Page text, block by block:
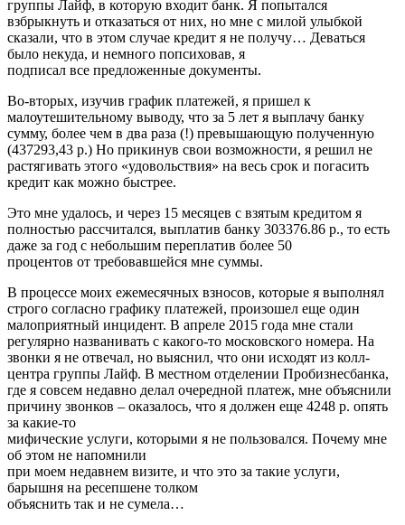
группы Лайф, в которую входит банк. Я попытался
взбрыкнуть и отказаться от них, но мне с милой улыбкой
сказали, что в этом случае кредит я не получу… Деваться
было некуда, и немного попсиховав, я
подписал все предложенные документы.
Во-вторых, изучив график платежей, я пришел к
малоутешительному выводу, что за 5 лет я выплачу банку
сумму, более чем в два раза (!) превышающую полученную
(437293,43 р.) Но прикинув свои возможности, я решил не
растягивать этого «удовольствия» на весь срок и погасить
кредит как можно быстрее.
Это мне удалось, и через 15 месяцев с взятым кредитом я
полностью рассчитался, выплатив банку 303376.86 р., то есть
даже за год с небольшим переплатив более 50
процентов от требовавшейся мне суммы.
В процессе моих ежемесячных взносов, которые я выполнял
строго согласно графику платежей, произошел еще один
малоприятный инцидент. В апреле 2015 года мне стали
регулярно названивать с какого-то московского номера. На
звонки я не отвечал, но выяснил, что они исходят из колл-
центра группы Лайф. В местном отделении Пробизнесбанка,
где я совсем недавно делал очередной платеж, мне объяснили
причину звонков – оказалось, что я должен еще 4248 р. опять
за какие-то
мифические услуги, которыми я не пользовался. Почему мне
об этом не напомнили
при моем недавнем визите, и что это за такие услуги,
барышня на ресепшене толком
объяснить так и не сумела…